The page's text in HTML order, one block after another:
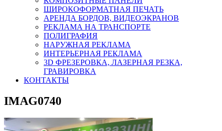
ШИРОКОФОРМАТНАЯ ПЕЧАТЬ
АРЕНДА БОРДОВ, ВИДЕОЭКРАНОВ
РЕКЛАМА НА ТРАНСПОРТЕ
ПОЛИГРАФИЯ
НАРУЖНАЯ РЕКЛАМА
ИНТЕРЬЕРНАЯ РЕКЛАМА
3D ФРЕЗЕРОВКА, ЛАЗЕРНАЯ РЕЗКА,
ГРАВИРОВКА
КОНТАКТЫ
IMAG0740